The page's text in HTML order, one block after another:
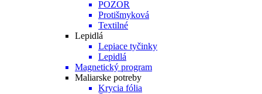
POZOR
Protišmyková
Textilné
Lepidlá
Lepiace tyčinky
Lepidlá
Magnetický program
Maliarske potreby
Krycia fólia